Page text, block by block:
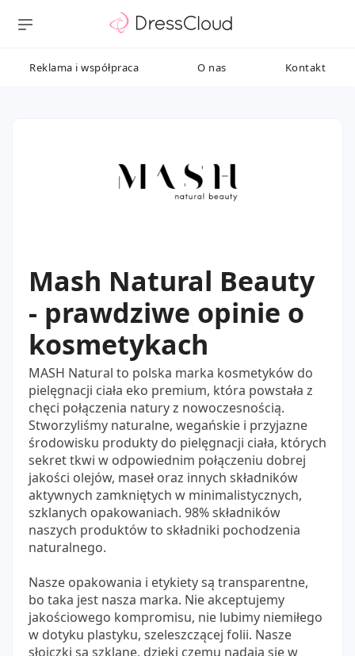
Reklama i współpraca O nas Kontakt
Mash Natural Beauty
- prawdziwe opinie o
kosmetykach
MASH Natural to polska marka kosmetyków do
pielęgnacji ciała eko premium, która powstała z
chęci połączenia natury z nowoczesnością.
Stworzyliśmy naturalne, wegańskie i przyjazne
środowisku produkty do pielęgnacji ciała, których
sekret tkwi w odpowiednim połączeniu dobrej
jakości olejów, maseł oraz innych składników
aktywnych zamkniętych w minimalistycznych,
szklanych opakowaniach. 98% składników
naszych produktów to składniki pochodzenia
naturalnego.
Nasze opakowania i etykiety są transparentne,
bo taka jest nasza marka. Nie akceptujemy
jakościowego kompromisu, nie lubimy niemiłego
w dotyku plastyku, szeleszczącej folii. Nasze
słoiczki są szklane, dzięki czemu nadają się w